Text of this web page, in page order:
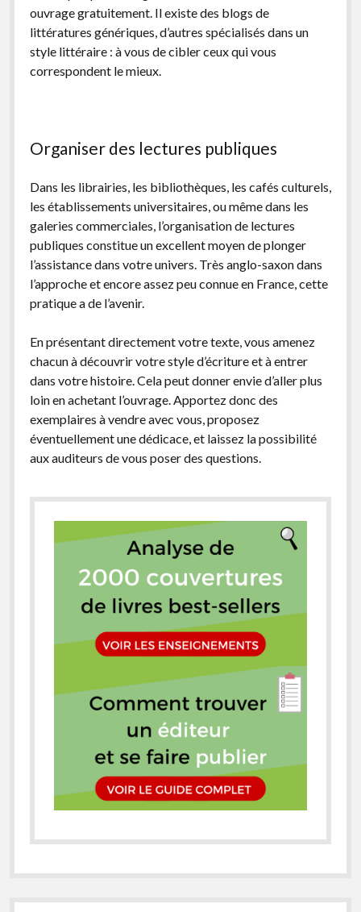
ouvrage gratuitement. Il existe des blogs de
littératures génériques, d’autres spécialisés dans un
style littéraire : à vous de cibler ceux qui vous
correspondent le mieux.
Organiser des lectures publiques
Dans les librairies, les bibliothèques, les cafés culturels,
les établissements universitaires, ou même dans les
galeries commerciales, l’organisation de lectures
publiques constitue un excellent moyen de plonger
l’assistance dans votre univers. Très anglo-saxon dans
l’approche et encore assez peu connue en France, cette
pratique a de l’avenir.
En présentant directement votre texte, vous amenez
chacun à découvrir votre style d’écriture et à entrer
dans votre histoire. Cela peut donner envie d’aller plus
loin en achetant l’ouvrage. Apportez donc des
exemplaires à vendre avec vous, proposez
éventuellement une dédicace, et laissez la possibilité
aux auditeurs de vous poser des questions.